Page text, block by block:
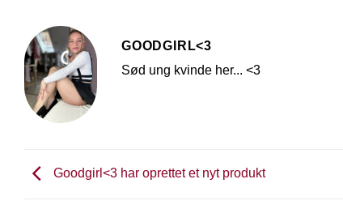
GOODGIRL<3
Sød ung kvinde her... <3
Goodgirl<3 har oprettet et nyt produkt